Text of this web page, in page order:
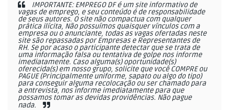
IMPORTANTE: EMPREGO DF é um site informativo de
vagas de emprego, e seu conteúdo é de responsabilidade
de seus autores. O site não compactua com qualquer
prática ilícita, Não possuímos quaisquer vínculos com a
empresa ou o anunciante, todas as vagas ofertadas neste
site são repassadas por Empresas e Representantes de
RH. Se por acaso o participante detectar que se trata de
uma informação falsa ou tentativa de golpe nos informe
imediatamente. Caso alguma(s) oportunidade(s)
oferecida(s) em nosso grupo, solicite que você COMPRE ou
PAGUE (Principalmente uniforme, sapato ou algo do tipo)
para conseguir alguma recolocação ou ser chamado para
a entrevista, nos informe imediatamente para que
possamos tomar as devidas providências. Não pague
nada.